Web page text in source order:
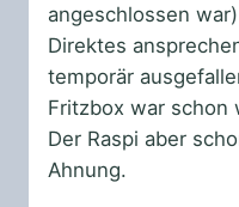
angeschlossen
Direktes
temporär
Fritzbox war schon
Der Raspi aber
Ahnung.